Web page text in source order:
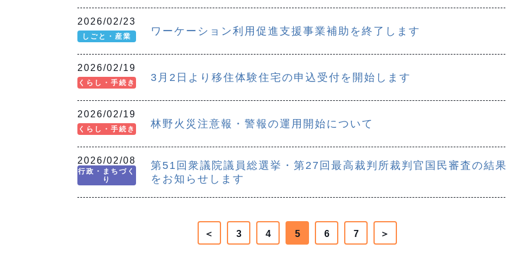
2026/02/23
しごと・産業 ワーケーション利用促進支援事業補助を終了します
2026/02/19
くらし・手続き 3月2日より移住体験住宅の申込受付を開始します
2026/02/19
くらし・手続き 林野火災注意報・警報の運用開始について
2026/02/08
行政・まちづく
り
第51回衆議院議員総選挙・第27回最高裁判所裁判官国民審査の結果
をお知らせします
＜ 3 4 5 6 7 ＞